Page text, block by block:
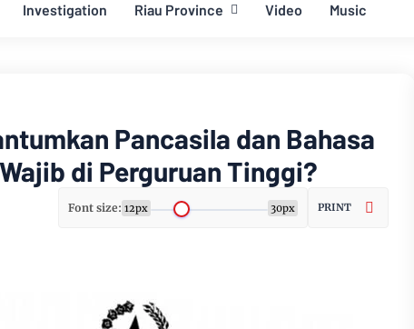
Investigation Riau Province Video Music
Pancasila dan Bahasa
di Perguruan Tinggi?
Font size: 12px 30px PRINT